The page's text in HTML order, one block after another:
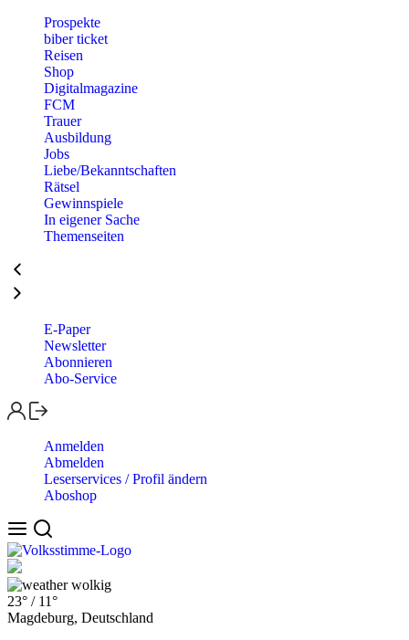
Prospekte
biber ticket
Reisen
Shop
Digitalmagazine
FCM
Trauer
Ausbildung
Jobs
Liebe/Bekanntschaften
Rätsel
Gewinnspiele
In eigener Sache
Themenseiten
E-Paper
Newsletter
Abonnieren
Abo-Service
Anmelden
Abmelden
Leserservices / Profil ändern
Aboshop
wolkig
23° / 11°
Magdeburg, Deutschland